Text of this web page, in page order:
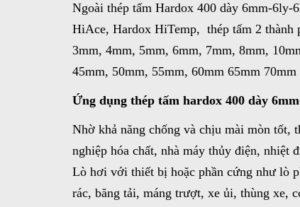
Ngoài thép tấm Hardox 400 dày 6mm-6ly-
HiAce, Hardox HiTemp, thép tấm 2 thành
3mm, 4mm, 5mm, 6mm, 7mm, 8mm,
45mm, 50mm, 55mm, 60mm 65mm
Ứng dụng thép tấm hardox 400 dày
Nhờ khả năng chống và chịu mài mòn tốt,
nghiệp hóa chất, nhà máy thủy điện, nhiệt
Lò hơi với thiết bị hoặc phần cứng như lò
rác, băng tải, máng trượt, xe ủi, thùng xe,